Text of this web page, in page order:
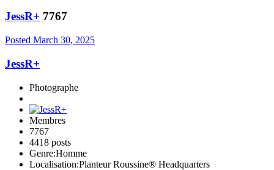
JessR+ 7767
Posted March 30, 2025
JessR+
Photographe
Membres
7767
4418 posts
Genre:Homme
Localisation:Planteur Roussine® Headquarters